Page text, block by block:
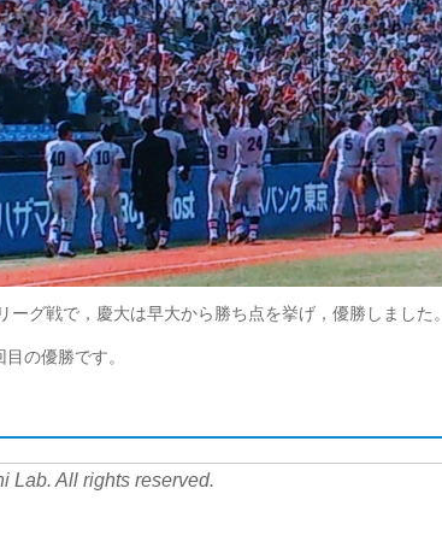
ーグ戦で，慶大は早大から勝ち点を挙げ，優勝しました。
の優勝です。
Lab. All rights reserved.